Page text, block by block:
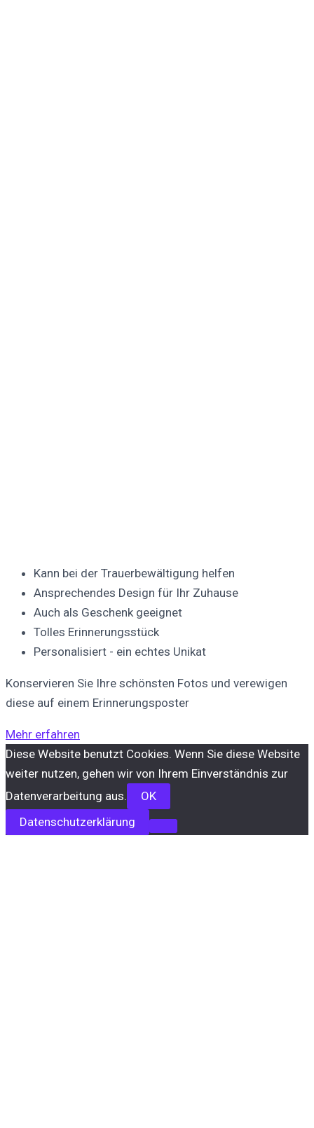
Kann bei der Trauerbewältigung helfen
Ansprechendes Design für Ihr Zuhause
Auch als Geschenk geeignet
Tolles Erinnerungsstück
Personalisiert - ein echtes Unikat
Konservieren Sie Ihre schönsten Fotos und verewigen
diese auf einem Erinnerungsposter
Mehr erfahren
Diese Website benutzt Cookies. Wenn Sie diese Website
weiter nutzen, gehen wir von Ihrem Einverständnis zur
Datenverarbeitung aus.
OK
Datenschutzerklärung